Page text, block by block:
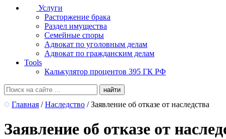
Услуги
Расторжение брака
Раздел имущества
Семейные споры
Адвокат по уголовным делам
Адвокат по гражданским делам
Tools
Калькулятор процентов 395 ГК РФ
Главная / Наследство / Заявление об отказе от наследства
Заявление об отказе от